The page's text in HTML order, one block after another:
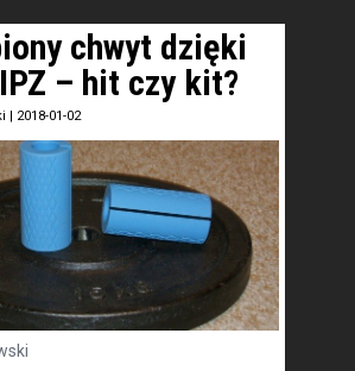
chwyt dzięki
– hit czy kit?
| 2018-01-02